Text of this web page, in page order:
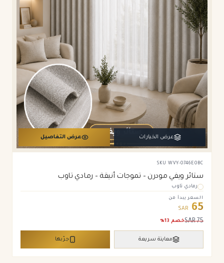
عرض الخيارات عرض التفاصيل
SKU WVY-0746E0BC
ستائر ويفي مودرن – تموجات أنيقة – رمادي تاوب
رمادي تاوب
السعر يبدأ من
65
SAR
75
SARخصم 13
%
معاينة سريعة جرّبها